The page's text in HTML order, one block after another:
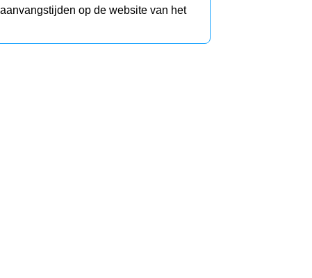
op de website van het